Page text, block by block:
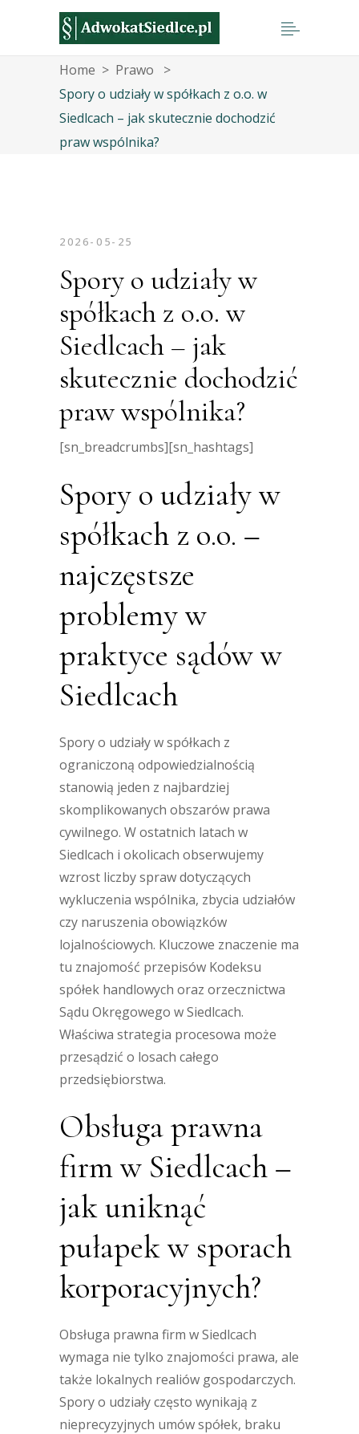
Home > Prawo
>
Spory o udziały w spółkach z o.o. w
Siedlcach – jak skutecznie dochodzić
praw wspólnika?
2026-05-25
Spory o udziały w
spółkach z o.o. w
Siedlcach – jak
skutecznie dochodzić
praw wspólnika?
[sn_breadcrumbs][sn_hashtags]
Spory o udziały w
spółkach z o.o. –
najczęstsze
problemy w
praktyce sądów w
Siedlcach
Spory o udziały w spółkach z
ograniczoną odpowiedzialnością
stanowią jeden z najbardziej
skomplikowanych obszarów prawa
cywilnego. W ostatnich latach w
Siedlcach i okolicach obserwujemy
wzrost liczby spraw dotyczących
wykluczenia wspólnika, zbycia udziałów
czy naruszenia obowiązków
lojalnościowych. Kluczowe znaczenie ma
tu znajomość przepisów Kodeksu
spółek handlowych oraz orzecznictwa
Sądu Okręgowego w Siedlcach.
Właściwa strategia procesowa może
przesądzić o losach całego
przedsiębiorstwa.
Obsługa prawna
firm w Siedlcach –
jak uniknąć
pułapek w sporach
korporacyjnych?
Obsługa prawna firm w Siedlcach
wymaga nie tylko znajomości prawa, ale
także lokalnych realiów gospodarczych.
Spory o udziały często wynikają z
nieprecyzyjnych umów spółek, braku